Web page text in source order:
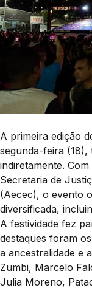
A primeira edição
segunda-feira
indiretamente.
Secretaria de
(Aecec), o evento
diversificada,
A festividade fez
destaques foram
a ancestralidade e
Zumbi, Marcelo
Julia Moreno,